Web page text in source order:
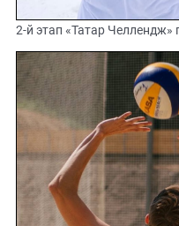
2-й этап «Татар